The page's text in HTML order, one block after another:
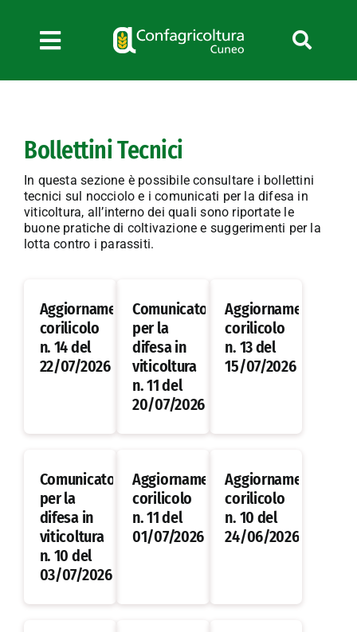
contenuto
Toggle
Navigation
News
Bandi
Formazione
Convenzioni
Lavora con noi
Contatti
Bollettini Tecnici
In questa sezione è possibile consultare i bollettini
tecnici sul nocciolo e i comunicati per la difesa in
viticoltura, all’interno dei quali sono riportate le
buone pratiche di coltivazione e suggerimenti per la
lotta contro i parassiti.
Aggiornamento
corilicolo
n. 14 del
22/07/2026
Comunicato
per la
difesa in
viticoltura
n. 11 del
20/07/2026
Aggiornamento
corilicolo
n. 13 del
15/07/2026
Comunicato
per la
difesa in
viticoltura
n. 10 del
03/07/2026
Aggiornamento
corilicolo
n. 11 del
01/07/2026
Aggiornamento
corilicolo
n. 10 del
24/06/2026